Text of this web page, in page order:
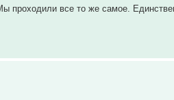
проходили все то же самое.